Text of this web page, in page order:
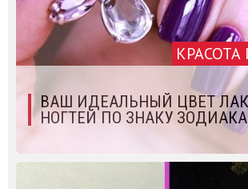
ВАШ ИДЕАЛЬНЫЙ ЦВЕТ
НОГТЕЙ ПО ЗНАКУ ЗОДИАКА